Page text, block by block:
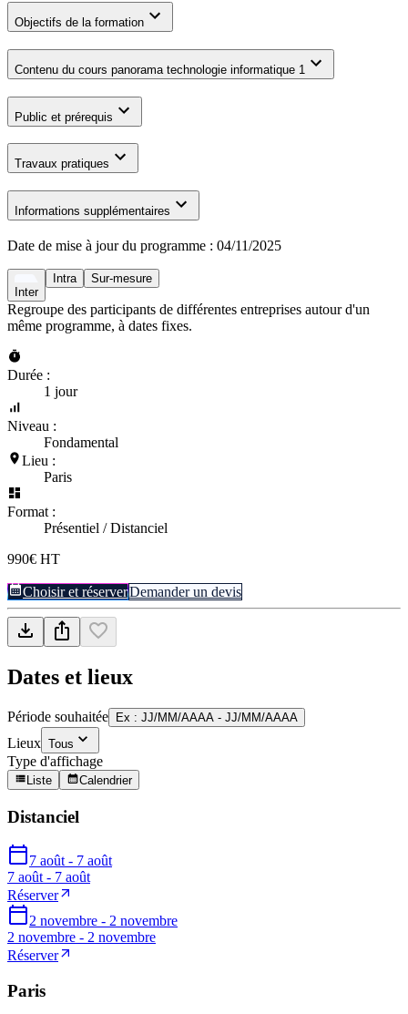
Objectifs de la formation
Contenu du cours panorama technologie informatique 1
Public et prérequis
Travaux pratiques
Informations supplémentaires
Date de mise à jour du programme : 04/11/2025
Inter
Intra Sur-mesure
Regroupe des participants de différentes entreprises autour d'un
même programme, à dates fixes.
Durée :
1 jour
Niveau :
Fondamental
Lieu :
Paris
Format :
Présentiel / Distanciel
990€ HT
Choisir et réserverDemander un devis
Dates et lieux
Période souhaitée Ex : JJ/MM/AAAA - JJ/MM/AAAA
Lieux Tous
Type d'affichage
Liste Calendrier
Distanciel
7 août - 7 août
7 août - 7 août
Réserver
2 novembre - 2 novembre
2 novembre - 2 novembre
Réserver
Paris